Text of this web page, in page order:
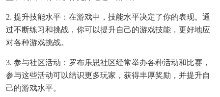
2. 提升技能水平：在游戏中，技能水平决定了你的表现。通
过不断练习和挑战，你可以提升自己的游戏技能，更好地应
对各种游戏挑战。
3. 参与社区活动：罗布乐思社区经常举办各种活动和比赛，
参与这些活动可以结识更多玩家，获得丰厚奖励，并提升自
己的游戏水平。